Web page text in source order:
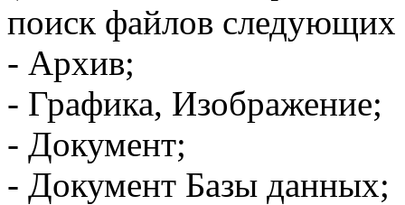
поиск файлов следующих
- Архив;
- Графика, Изображение;
- Документ;
- Документ Базы данных;